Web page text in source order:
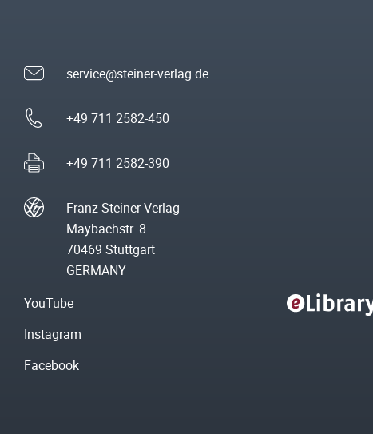
service@steiner-verlag.de
+49 711 2582-450
+49 711 2582-390
Franz Steiner Verlag
Maybachstr. 8
70469 Stuttgart
GERMANY
YouTube
Instagram
Facebook